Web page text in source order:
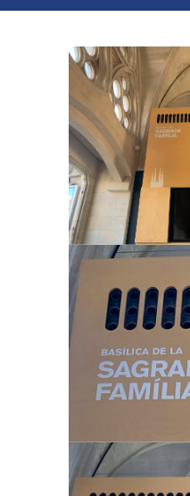
REFERENCIAS
DESCARGAS
CONTACTO / DELEGACIONES